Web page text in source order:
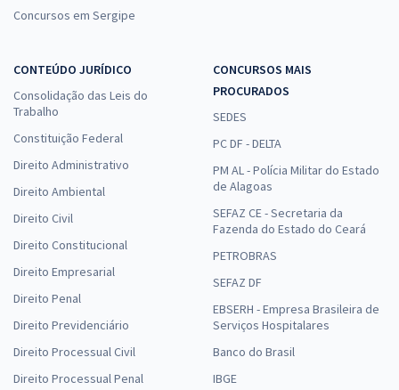
Concursos em Sergipe
CONTEÚDO JURÍDICO
Consolidação das Leis do
Trabalho
Constituição Federal
Direito Administrativo
Direito Ambiental
Direito Civil
Direito Constitucional
Direito Empresarial
Direito Penal
Direito Previdenciário
Direito Processual Civil
Direito Processual Penal
CONCURSOS MAIS
PROCURADOS
SEDES
PC DF - DELTA
PM AL - Polícia Militar do Estado
de Alagoas
SEFAZ CE - Secretaria da
Fazenda do Estado do Ceará
PETROBRAS
SEFAZ DF
EBSERH - Empresa Brasileira de
Serviços Hospitalares
Banco do Brasil
IBGE